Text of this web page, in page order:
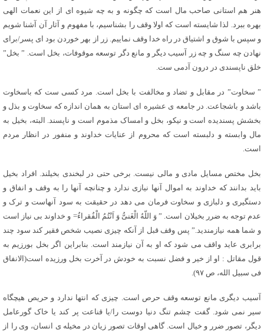
هنر هم استانی صاحب مال است که چگونه و به چه شیوه ای از این نعمات الهی
بهره ببرد. لذا شایسته است که اولا وقف را بشناسیم، با مفهوم و آثار آن آشنا شویم
و سپس با شوق و اشتیاق در راه خدا وقف نماییم. زر از بهر خوردن بود ای پسر/برای
نهادن چه سنگ و چه زر آسیب دیگر و مانع دگر توسعه موقوفات، بخل است. ” بخل”
خلق ناپسندی در درون آدمی ست.
” سخاوت” در مقابل و تضاد و مخالفت با بخل است. مرد کسی ست که باسخاوت
باشد و باشجاعت. در جامعه ی عشیره ای استان به همان اندازه که سخاوت و بذل و
بخشش پسندیده است و نیکو، بخل و امساک مذموم است و ناپسند. البته، بخیل به
مال وابسته و دلبسته است که محروم از عنایات خداوند و منفور در انظار مردم
است.
بخل مختص مسایل مادی و مالی نیست. برخی حتی در لبخندی بخیلند. افراد بخیل
باید بدانند که خداوند به اموال آنها نیازی ندارد و چنانچه آنها را به وقف و انفاق و
دستگیری و دلبازی و سخاوت فرمان می دهد در حقیقت به سود آنهاست و ترک و
عدم توجه به ضرر بخیلان است. ” وَ اللّهُ الْغَنیُّ وَ اَنْتُمُ الْفُقراءُ= و خداوند بی نیاز است
و شما همه نیازمندید.” پس وقف قبل از آنکه چیزی نصیب شخص فقیر کند سود چند
برابری عاید واقف می شود که او به آن نیازمند است. بنابراین اگر بخل بورزیم به
قول مقاتل : او از خیر و فضل نسبت به خودش در آخرت بخل ورزیده است(الانفاق
فی سبیل الله، ص ۹۷).
آسیب دیگری مانع توسعه وقف حرص است. چیزی که انتها ندارد و حریص هیچگاه
سیر نمی شود. گفت چشم تنگ دنیا دوست را/یا قناعت پر کند یا خاک گورعامل
دیگر، تصور ضرر و خیال است. گاهی اوقات تصور زیان در مخیله ی انسان، وی را از